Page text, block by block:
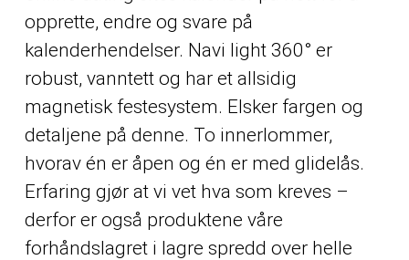
opprette, endre og svare på
kalenderhendelser. Navi light 360° er
robust, vanntett og har et allsidig
magnetisk festesystem. Elsker fargen og
detaljene på denne. To innerlommer,
hvorav én er åpen og én er med glidelås.
Erfaring gjør at vi vet hva som kreves –
derfor er også produktene våre
forhåndslagret i lagre spredd over helle